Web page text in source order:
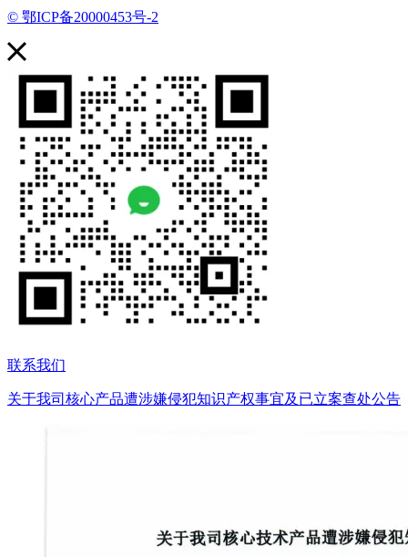
© 鄂ICP备20000453号-2
联系我们
关于我司核心产品遭涉嫌侵犯知识产权事宜及已立案查处公告